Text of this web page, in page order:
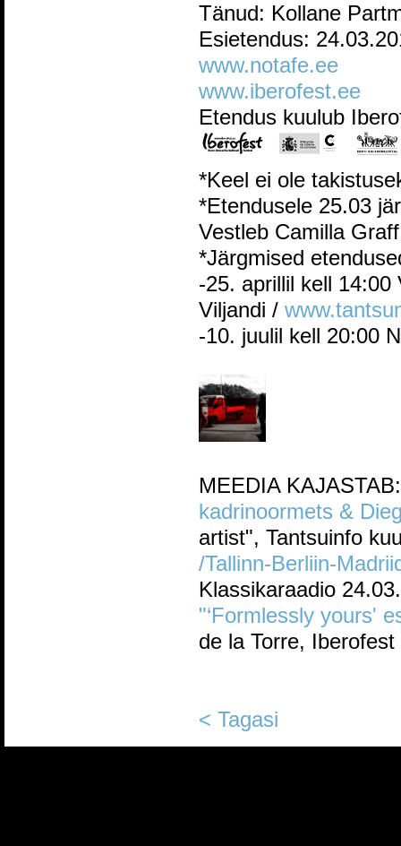
Tänud: Kollane
Esietendus:
www.notafe.ee
www.iberofest.ee
Etendus kuulub
*Keel ei ole
*Etendusele 25.03
Vestleb Camilla
*Järgmised
-25. aprillil kell
Viljandi /
-10. juulil kell 20:00
MEEDIA KAJASTAB:
kadrinoormets &
artist", Tantsuinfo
/Tallinn-Berliin-
Klassikaraadio
"‘Formlessly yours'
de la Torre,
< Tagasi